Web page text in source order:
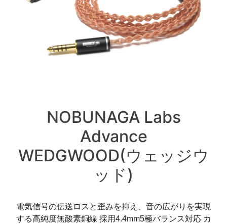
NOBUNAGA Labs
Advance
WEDGWOOD(ウェッジウ
ッド)
電気信号の伝送ロスと歪みを抑え、音の広がりを実現
する高純度無酸素銅線 採用4.4mm5極バランス対応 カ